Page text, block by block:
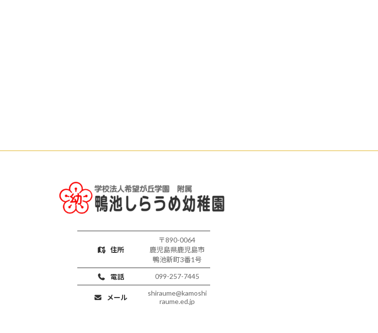
住所
〒890-0064
鹿児島県鹿児島市
鴨池新町3番1号
電話 099-257-7445
メール
shiraume@kamoshi
raume.ed.jp